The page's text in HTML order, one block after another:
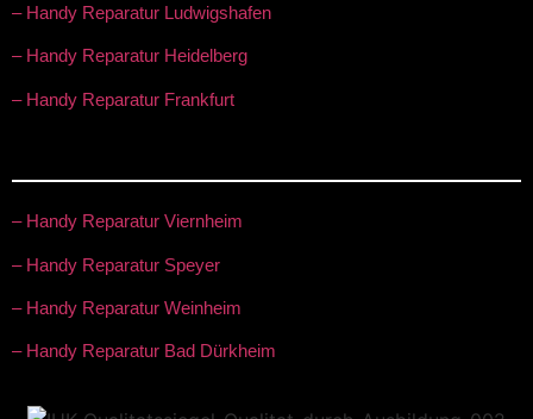
– Handy Reparatur Ludwigshafen
– Handy Reparatur Heidelberg
– Handy Reparatur Frankfurt
– Handy Reparatur Viernheim
– Handy Reparatur Speyer
– Handy Reparatur Weinheim
– Handy Reparatur Bad Dürkheim